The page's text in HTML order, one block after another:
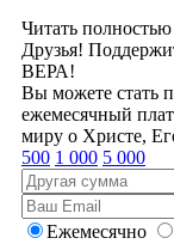
Читать полностью
Друзья!
ВЕРА!
Вы можете стать
ежемесячный
миру о Христе,
500 1 000 5 000
Ежемесячно